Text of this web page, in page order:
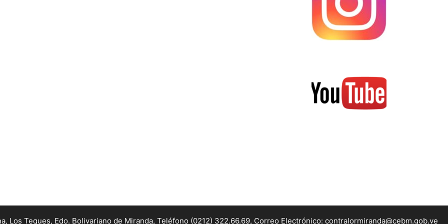
Los Teques, Edo. Bolivariano de Miranda, Teléfono (0212) 322.66.69, Correo Electrónico: contralormiranda@cebm.gob.ve